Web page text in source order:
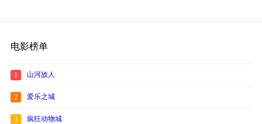
电影榜单
1 山河故人
2 爱乐之城
3 疯狂动物城